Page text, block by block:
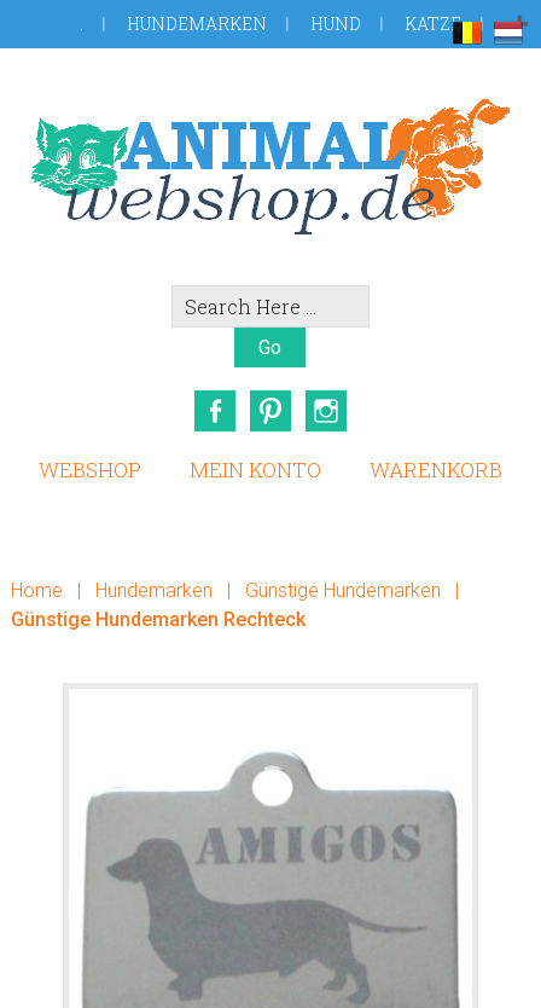
to
Fußzeile
. HUNDEMARKEN HUND KATZE
Search
Here
FacebookPinterest
WEBSHOP MEIN KONTO WARENKORB
Home | Hundemarken | Günstige Hundemarken
|
Günstige Hundemarken Rechteck